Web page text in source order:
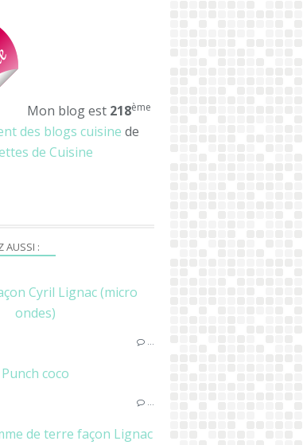
AUSSI :
Cyril Lignac (micro
ondes)
…
Punch coco
…
de terre façon Lignac
Mon blog est 218ème
des blogs cuisine de
de Cuisine